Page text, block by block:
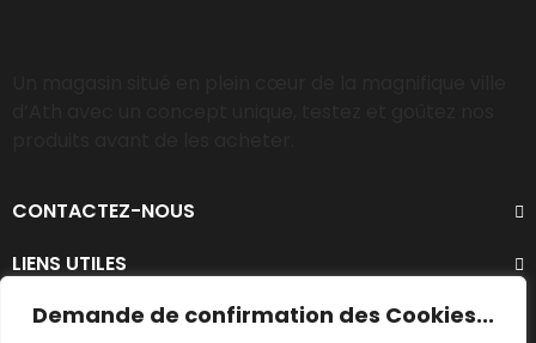
Demande de confirmation des Cookies...
CONTACTEZ-NOUS
LIENS UTILES